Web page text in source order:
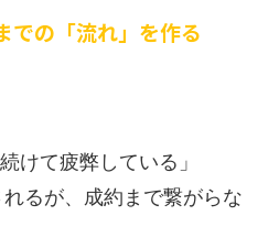
での「流れ」を作る
けて疲弊している」
れるが、成約まで繋がらな